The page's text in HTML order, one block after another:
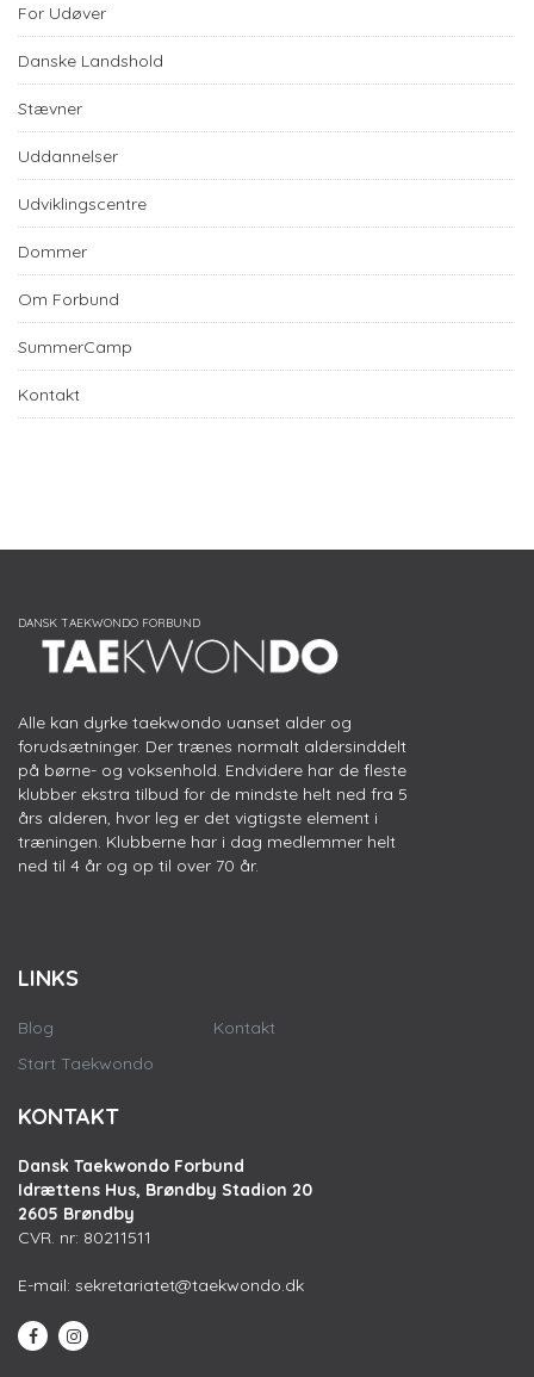
For Udøver
Danske Landshold
Stævner
Uddannelser
Udviklingscentre
Dommer
Om Forbund
SummerCamp
Kontakt
Alle kan dyrke taekwondo uanset alder og
forudsætninger. Der trænes normalt aldersinddelt
på børne- og voksenhold. Endvidere har de fleste
klubber ekstra tilbud for de mindste helt ned fra 5
års alderen, hvor leg er det vigtigste element i
træningen. Klubberne har i dag medlemmer helt
ned til 4 år og op til over 70 år.
LINKS
Blog
Start Taekwondo
Kontakt
KONTAKT
Dansk Taekwondo Forbund
Idrættens Hus, Brøndby Stadion 20
2605 Brøndby
CVR. nr: 80211511
E-mail: sekretariatet@taekwondo.dk